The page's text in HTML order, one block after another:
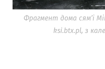
Фрагмент дома сям’і
ksi.btx.pl, з